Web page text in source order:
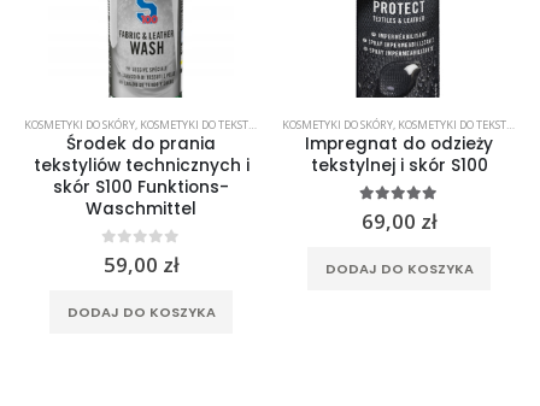
KOSMETYKI DO SKÓRY, KOSMETYKI DO TEKSTYLIÓW
Środek do prania
tekstyliów technicznych i
skór S100 Funktions-
Waschmittel
0out of 5
59,00 zł
DODAJ DO KOSZYKA
KOSMETYKI DO SKÓRY, KOSMETYKI DO TEKSTYLIÓW
Impregnat do odzieży
tekstylnej i skór S100
5.00out of 5
69,00 zł
DODAJ DO KOSZYKA